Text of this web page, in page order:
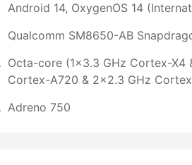
Android 14, OxygenOS 14
Qualcomm SM8650-AB
Octa-core (1x3.3 GHz Cortex-
Cortex-A720 & 2x2.3 GHz
Adreno 750